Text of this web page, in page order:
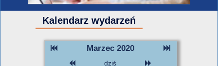
Kalendarz wydarzeń
Marzec 2020
dziś